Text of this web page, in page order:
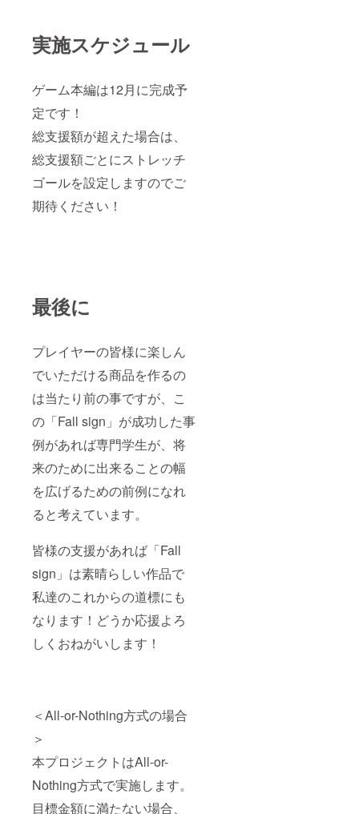
実施スケジュール
ゲーム本編は12月に完成予
定です！
総支援額が超えた場合は、
総支援額ごとにストレッチ
ゴールを設定しますのでご
期待ください！
最後に
プレイヤーの皆様に楽しん
でいただける商品を作るの
は当たり前の事ですが、こ
の「Fall sign」が成功した事
例があれば専門学生が、将
来のために出来ることの幅
を広げるための前例になれ
ると考えています。
皆様の支援があれば「Fall
sign」は素晴らしい作品で
私達のこれからの道標にも
なります！どうか応援よろ
しくおねがいします！
＜All-or-Nothing方式の場合
＞
本プロジェクトはAll-or-
Nothing方式で実施します。
目標金額に満たない場合、